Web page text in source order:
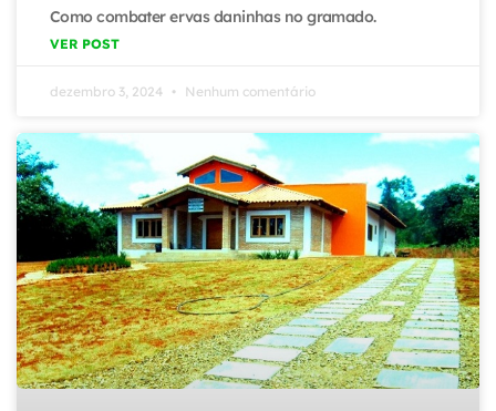
Como combater ervas daninhas no gramado.
VER POST
dezembro 3, 2024 Nenhum comentário